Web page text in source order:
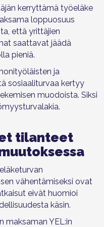
kerryttämä työeläke
loppuosuus
että yrittäjien
saattavat jäädä
pieniä.
ja
sosiaaliturvaa kertyy
muodoista. Siksi
tilanteet
vähentämiseksi ovat
eivät huomioi
käsin.
maksaman YEL:in